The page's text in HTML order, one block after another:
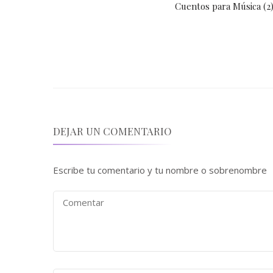
Cuentos para Música (2)
DEJAR UN COMENTARIO
Escribe tu comentario y tu nombre o sobrenombre